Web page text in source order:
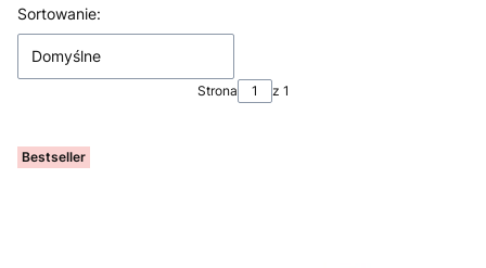
Lista produktów
Sortowanie:
Domyślne
Strona z 1
Bestseller